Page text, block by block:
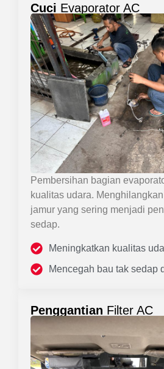
Cuci Evaporator AC
Pembersihan bagian
kualitas udara.
jamur yang sering menjadi
sedap.
Meningkatkan kualitas
Mencegah bau tak sedap
Penggantian Filter AC